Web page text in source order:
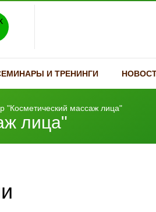
И ТРЕНИНГИ
"Косметический массаж лица"
лица"